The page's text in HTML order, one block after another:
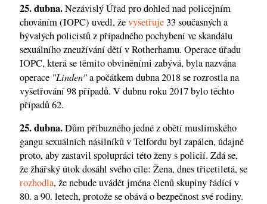
25. dubna.Nezávislý Úřad pro dohled nad policejním
chováním (IOPC) uvedl, ževyšetřuje 33 současných a
bývalých policistů z případného pochybení ve skandálu
sexuálního zneužívání dětí v Rotherhamu. Operace úřadu
IOPC, která se těmito obviněními zabývá, byla nazvána
operace "Linden"a počátkem dubna 2018 se rozrostla na
vyšetřování 98 případů. V dubnu roku 2017 bylo těchto
případů 62.
25. dubna.Dům příbuzného jedné z obětí muslimského
gangu sexuálních násilníků v Telfordu byl zapálen, údajně
proto, aby zastavil spolupráci této ženy s policií. Zdá se,
že žhářský útok dosáhl svého cíle: Žena, dnes třicetiletá, se
rozhodla, že nebude uvádět jména členů skupiny řádící v
80. a 90. letech, protože se obává o bezpečnost své rodiny.